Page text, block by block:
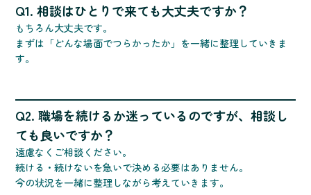
Q1. 相談はひとりで来ても大丈夫ですか？
もちろん大丈夫です。
まずは「どんな場面でつらかったか」を一緒に整理していきま
す。
Q2. 職場を続けるか迷っているのですが、相談し
ても良いですか？
遠慮なくご相談ください。
続ける・続けないを急いで決める必要はありません。
今の状況を一緒に整理しながら考えていきます。